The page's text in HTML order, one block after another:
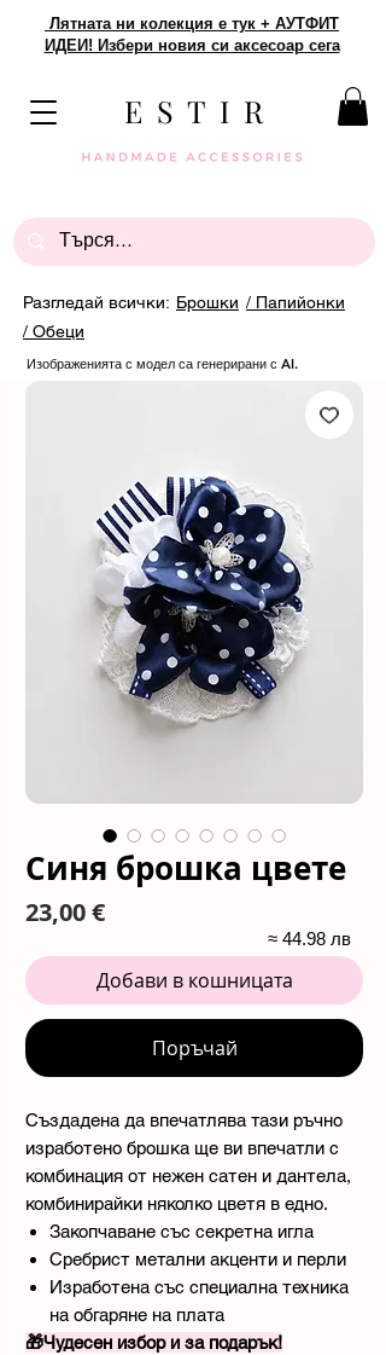
Лятната ни колекция е тук + АУТФИТ
ИДЕИ! Избери новия си аксесоар сега
E S T I R
Разгледай всички: Брошки / Папийонки
/ Обеци
Изображенията с модел са генерирани с AI.
Синя брошка цвете
23,00 €Цена
Добави в кошницата
Поръчай
Създадена да впечатлява тази ръчно
изработено брошка ще ви впечатли с
комбинация от нежен сатен и дантела,
комбинирайки няколко цветя в едно.
Закопчаване със секретна игла
Сребрист метални акценти и перли
Изработена със специална техника
на обгаряне на плата
🎁Чудесен избор и за подарък!
≈ 44.98 лв